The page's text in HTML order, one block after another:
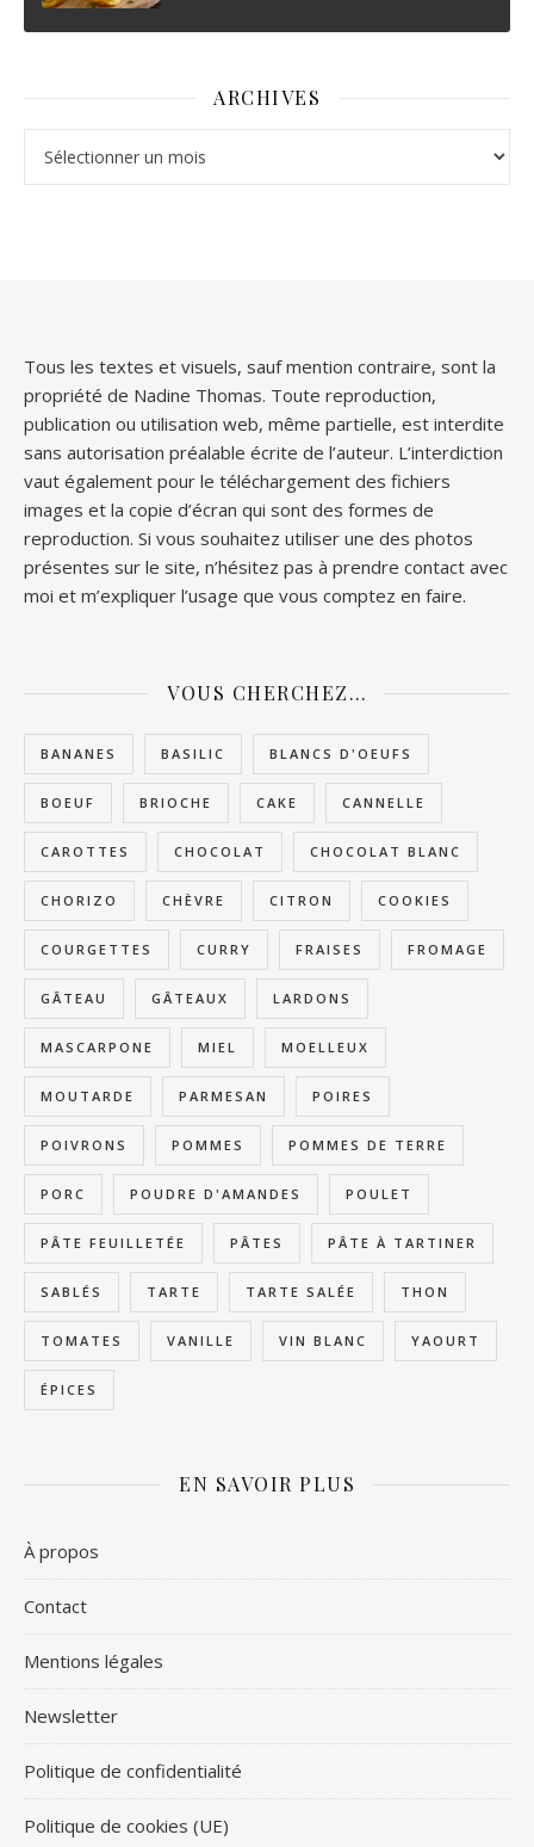
ARCHIVES
Tous les textes et visuels, sauf mention contraire, sont la
propriété de Nadine Thomas. Toute reproduction,
publication ou utilisation web, même partielle, est interdite
sans autorisation préalable écrite de l’auteur. L’interdiction
vaut également pour le téléchargement des fichiers
images et la copie d’écran qui sont des formes de
reproduction. Si vous souhaitez utiliser une des photos
présentes sur le site, n’hésitez pas à prendre contact avec
moi et m’expliquer l’usage que vous comptez en faire.
VOUS CHERCHEZ…
BANANES BASILIC BLANCS D'OEUFS
BOEUF BRIOCHE CAKE CANNELLE
CAROTTES CHOCOLAT CHOCOLAT BLANC
CHORIZO CHÈVRE CITRON COOKIES
COURGETTES CURRY FRAISES FROMAGE
GÂTEAU GÂTEAUX LARDONS
MASCARPONE MIEL MOELLEUX
MOUTARDE PARMESAN POIRES
POIVRONS POMMES POMMES DE TERRE
PORC POUDRE D'AMANDES POULET
PÂTE FEUILLETÉE PÂTES PÂTE À TARTINER
SABLÉS TARTE TARTE SALÉE THON
TOMATES VANILLE VIN BLANC YAOURT
ÉPICES
EN SAVOIR PLUS
À propos
Contact
Mentions légales
Newsletter
Politique de confidentialité
Politique de cookies (UE)